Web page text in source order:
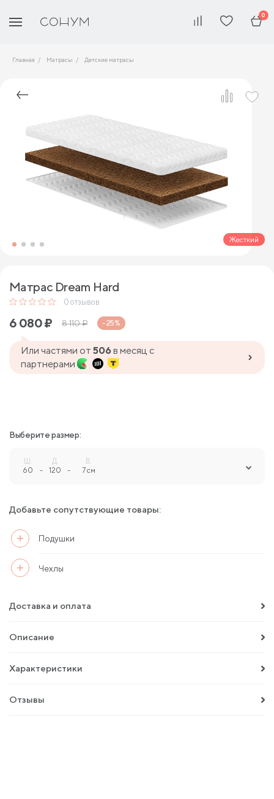
0
Главная Матрасы Детские матрасы
Жесткий
Матрас Dream Hard
0 отзывов
6 080₽ 8 110₽ -25%
Или частями от 506в месяц с
партнерами
Выберите размер:
Ш.
60 -
Д.
120 -
В.
7 см
Добавьте сопутствующие товары:
Подушки
Чехлы
Доставка и оплата
Описание
Характеристики
Отзывы